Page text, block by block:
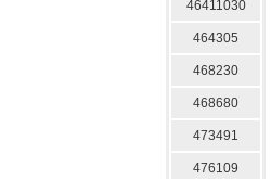
46411030
464305
468230
468680
473491
476109